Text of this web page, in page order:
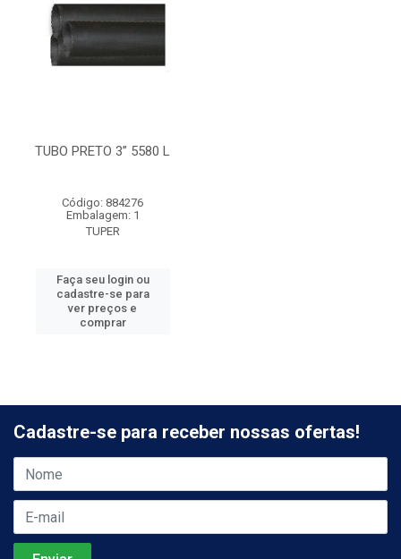
TUBO PRETO 3” 5580 L
Código: 884276
Embalagem: 1
TUPER
Faça seu login ou
cadastre-se para
ver preços e
comprar
Cadastre-se para receber nossas ofertas!